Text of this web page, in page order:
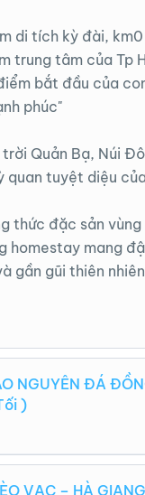
di tích kỳ đài, km0
trung tâm của Tp
bắt đầu của
phúc"
trời Quản Bạ, Núi
quan tuyệt diệu
thức đặc sản
homestay mang
gần gũi thiên
NGUYÊN ĐÁ
)
dùng bữa sáng,
hành đi cao
VẠC – HÀ